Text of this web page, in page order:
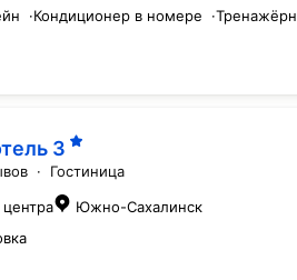
·Кондиционер в номере ·
3
· Гостиница
Южно-Сахалинск